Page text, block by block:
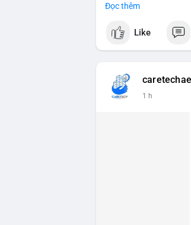
#blockchain
$btc $eth
📰 Nguồn: CoinDesk
Đọc thêm
Like
caretechae
1 h